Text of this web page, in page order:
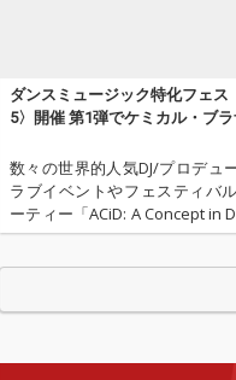
ダンスミュージック特化フェス
5〉開催 第1弾でケミカル・ブラ
数々の世界的人気DJ/プロデュ
ラブイベントやフェスティバ
ーティー「ACiD: A Concept in
ミュージックに特化した新たな